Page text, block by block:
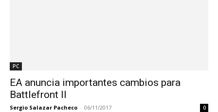
PC
EA anuncia importantes cambios para
Battlefront II
Sergio Salazar Pacheco - 06/11/2017 0